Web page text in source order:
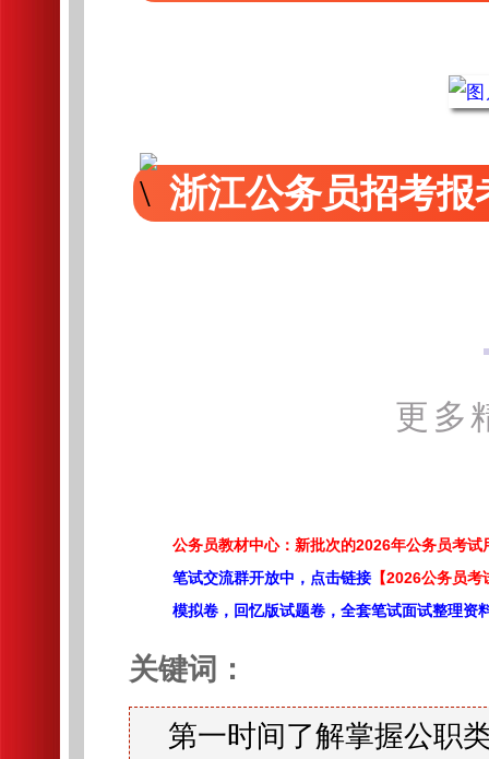
浙江公务员招考
更多
公务员教材中心：新批次的2026年公务员考试
笔试交流群开放中，点击链接 【2026公务员
模拟卷，回忆版试题卷，全套笔试面试整理资
关键词：
第一时间了解掌握公职